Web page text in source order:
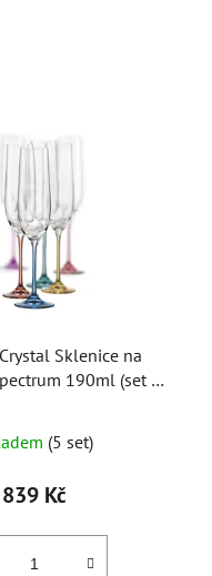
Sklenice na
190ml (set po
(5 set)
839 Kč